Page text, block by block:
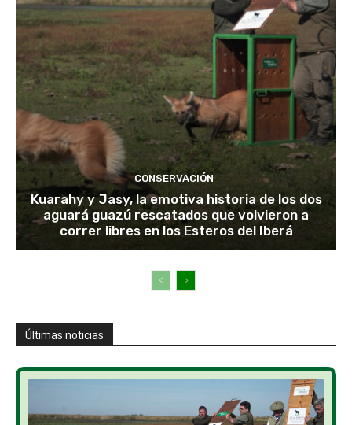
CONSERVACIÓN
Kuarahy y Jasy, la emotiva historia de los dos
aguará guazú rescatados que volvieron a
correr libres en los Esteros del Iberá
Últimas noticias